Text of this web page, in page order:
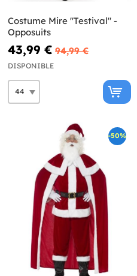
Costume Mire "Testival" -
Opposuits
43,99 € 94,99 €
DISPONIBLE
-50%